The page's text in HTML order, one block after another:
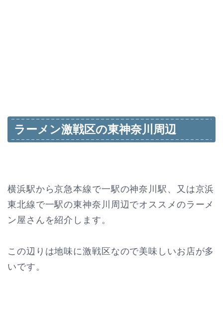
ラーメン激戦区の東神奈川周辺
横浜駅から京急本線で一駅の神奈川駅、又は京浜
東北線で一駅の東神奈川周辺でオススメのラーメ
ン屋さんを紹介します。
この辺りは地味に激戦区なので美味しいお店が多
いです。